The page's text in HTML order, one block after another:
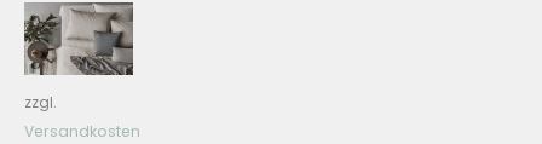
zzgl.
Versandkosten